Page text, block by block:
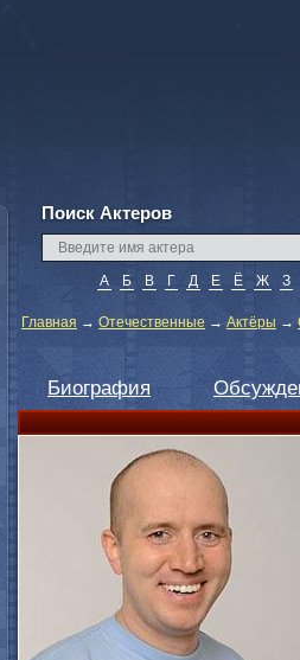
Поиск Актеров
А Б В Г Д Е Ё Ж З
Главная → Отечественные → Актёры →
Биография